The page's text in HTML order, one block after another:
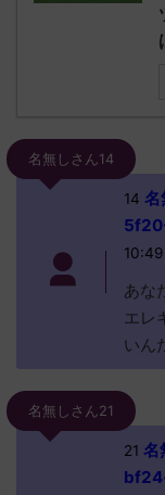
名無しさん14
14 名
あな
エレ
いん
名無しさん21
21 名